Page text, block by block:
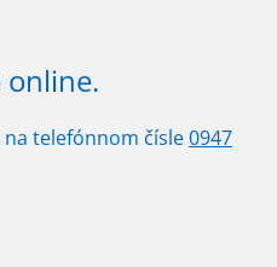
online.
telefónnom čísle0947